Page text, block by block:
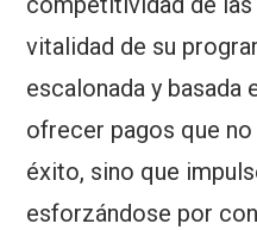
vitalidad de su
escalonada y basada
ofrecer pagos que
éxito, sino que
esforzándose por